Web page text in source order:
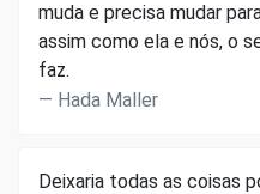
muda e precisa mudar
assim como ela e nós, o
faz.
Hada Maller
Deixaria todas as coisas